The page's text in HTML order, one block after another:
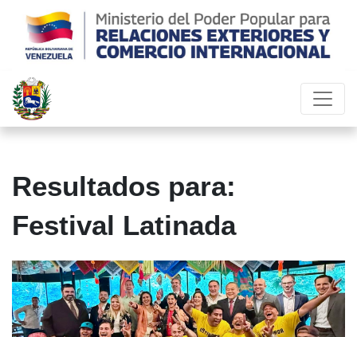
Resultados para:
Festival Latinada